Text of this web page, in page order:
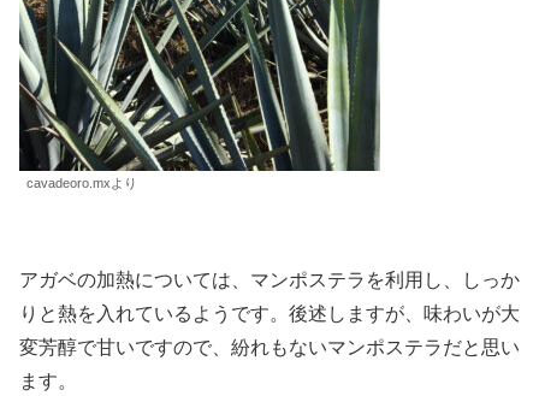
cavadeoro.mxより
アガベの加熱については、マンポステラを利用し、しっか
りと熱を入れているようです。後述しますが、味わいが大
変芳醇で甘いですので、紛れもないマンポステラだと思い
ます。